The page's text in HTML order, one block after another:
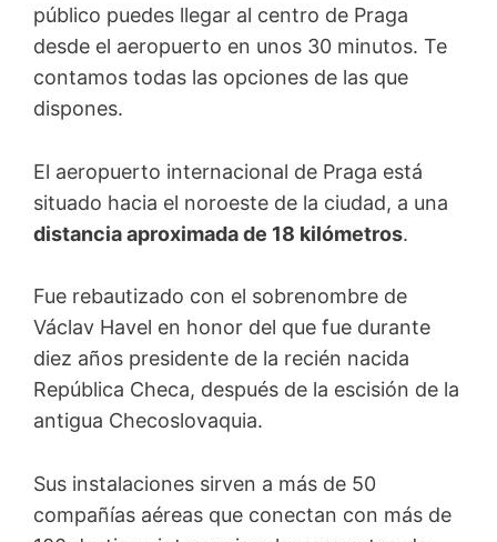
público puedes llegar al centro de Praga
desde el aeropuerto en unos 30 minutos. Te
contamos todas las opciones de las que
dispones.
El aeropuerto internacional de Praga está
situado hacia el noroeste de la ciudad, a una
distancia aproximada de 18 kilómetros.
Fue rebautizado con el sobrenombre de
Václav Havel en honor del que fue durante
diez años presidente de la recién nacida
República Checa, después de la escisión de la
antigua Checoslovaquia.
Sus instalaciones sirven a más de 50
compañías aéreas que conectan con más de